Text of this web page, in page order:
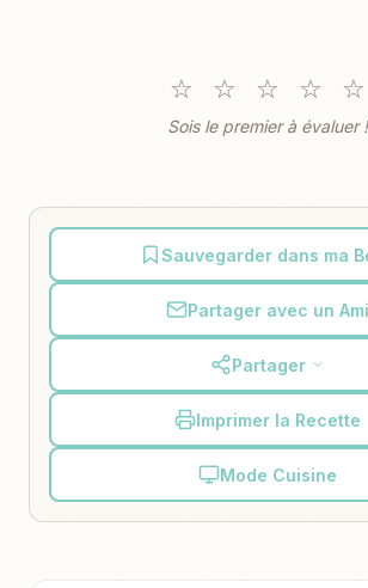
☆ ☆ ☆ ☆ ☆
Sois le premier à évaluer !
Sauvegarder dans ma
Partager avec un Ami
Partager
Imprimer la Recette
Mode Cuisine